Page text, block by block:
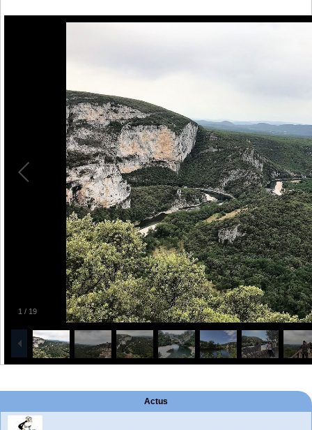
1 / 19
Actus